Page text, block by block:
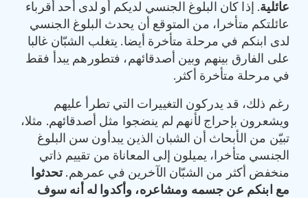
عائلية. إذا كان البلوغ الجنسي لديكم أو لدى أحد أقرباء
عائلتكم متأخرا، من المتوقع أن يحدث البلوغ الجنسي
لدى ابنكم في مرحلة متأخرة أيضا. يتغلب الشبّان غالبا
على الفارق بينهم وبين أصدقائهم، فتطورهم يبدأ فقط
في مرحلة متأخرة أكثر.
رغم ذلك، قد يدركون التغييرات التي تطرأ عليهم
ويشعرون بإحراج لأنهم لم ينضجوا مثل أصدقائهم. مثلا،
تبيّن من الأبحاث أن الشبان الذين يبدأون سن البلوغ
الجنسي متأخرا، يميلون إلى المعاناة من تقييم ذاتي
منخفض أكثر من الشبّان الآخرين في عمرهم.تحدثوا
مع ابنكم عن جسمه ومشاعره، وأكدوا له أنه سوف